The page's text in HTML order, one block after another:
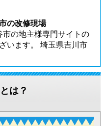
の改修現場
市の地主様専門サイトの
います。 埼玉県吉川市
は？